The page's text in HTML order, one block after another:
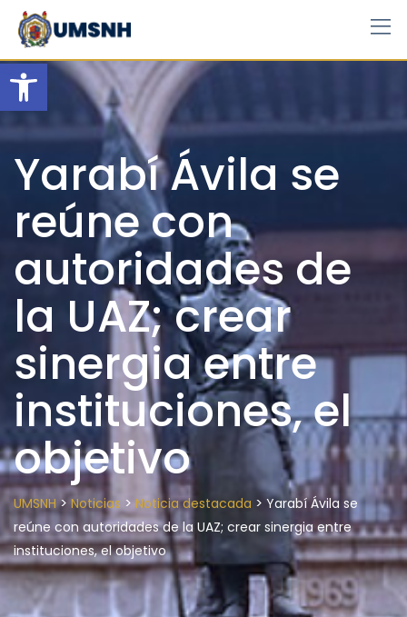
Open toolbar
Skip
content
Yarabí Ávila se
reúne con
autoridades de
la UAZ; crear
sinergia entre
instituciones, el
objetivo
UMSNH> Noticias > Noticia destacada > Yarabí Ávila se
reúne con autoridades de la UAZ; crear sinergia entre
instituciones, el objetivo